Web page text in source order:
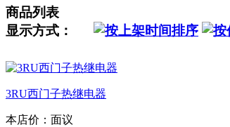
商品列表
显示方式：
3RU西门子热继电器
本店价： 面议